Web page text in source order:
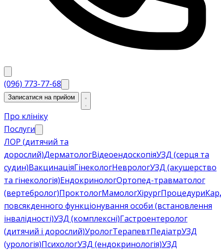
(096) 773-77-68
Записатися на прийом
Про клініку
Послуги
ЛОР (дитячий та
дорослий)ДерматологВідеоендоскопіяУЗД (серця та
судин)ВакцинаціяГінекологНеврологУЗД (акушерство
та гінекологія)ЕндокринологОртопед-травматолог
(вертебролог)ПроктологМамологХірургПроцедури
повсякденного функціонування особи (встановлення
інвалідності)УЗД (комплексні)Гастроентеролог
(дитячий і дорослий)УрологТерапевтПедіатрУЗД
(урологія)ПсихологУЗД (ендокринологія)УЗД